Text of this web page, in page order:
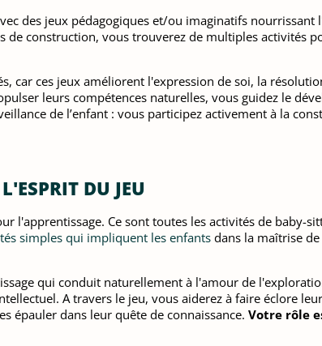
des jeux pédagogiques et/ou imaginatifs
de construction, vous trouverez de multiples activités
car ces jeux améliorent l'expression de soi, la
leurs compétences naturelles, vous guidez le
de l’enfant : vous participez activement à la
DU JEU
l'apprentissage. Ce sont toutes les activités de baby-
simples qui impliquent les enfantsdans la maîtrise
qui conduit naturellement à l'amour de
A travers le jeu, vous aiderez à faire éclore
épauler dans leur quête de connaissance. Votre rôle